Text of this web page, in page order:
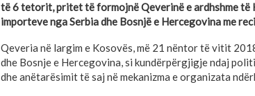
të 6 tetorit, pritet të formojnë Qeverinë e ardhshme të
importeve nga Serbia dhe Bosnjë e Hercegovina me
Qeveria në largim e Kosovës, më 21 nëntor të vitit
dhe Bosnje e Hercegovina, si kundërpërgjigje ndaj
dhe anëtarësimit të saj në mekanizma e organizata